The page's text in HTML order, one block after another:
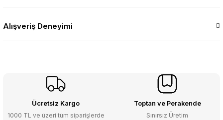
Alışveriş Deneyimi
Ücretsiz Kargo
1000 TL ve üzeri tüm siparişlerde
Toptan ve Perakende
Sınırsız Üretim